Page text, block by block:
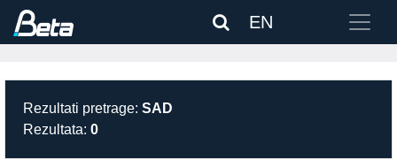
EN
Rezultati pretrage: SAD
Rezultata: 0